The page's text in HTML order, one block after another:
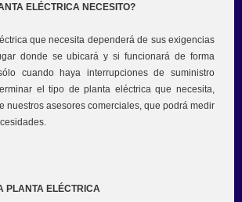
ELÉCTRICA NECESITO?
que necesita dependerá de sus exigencias
donde se ubicará y si funcionará de forma
cuando haya interrupciones de suministro
el tipo de planta eléctrica que necesita,
nuestros asesores comerciales, que podrá medir
PLANTA ELÉCTRICA